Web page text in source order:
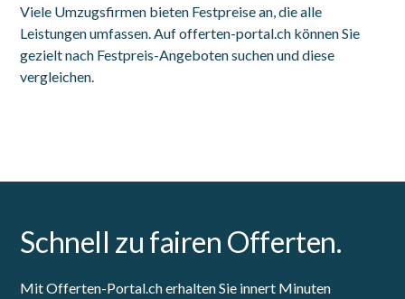
Viele Umzugsfirmen bieten Festpreise an, die alle
Leistungen umfassen. Auf offerten-portal.ch können Sie
gezielt nach Festpreis-Angeboten suchen und diese
vergleichen.
Schnell zu fairen Offerten.
Mit Offerten-Portal.ch erhalten Sie innert Minuten